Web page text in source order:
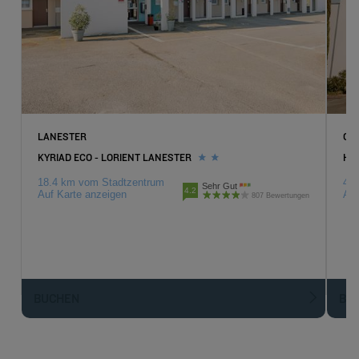
LANESTER
KYRIAD ECO - LORIENT LANESTER
18.4 km vom Stadtzentrum
Auf Karte anzeigen
4.2 Sehr Gut
807 Bewertungen
43